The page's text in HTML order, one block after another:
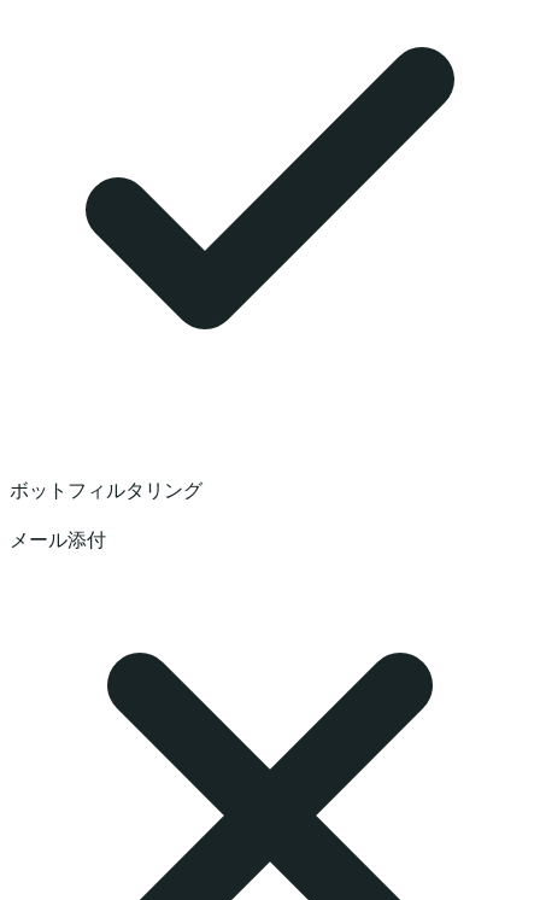
ボットフィルタリング
メール添付